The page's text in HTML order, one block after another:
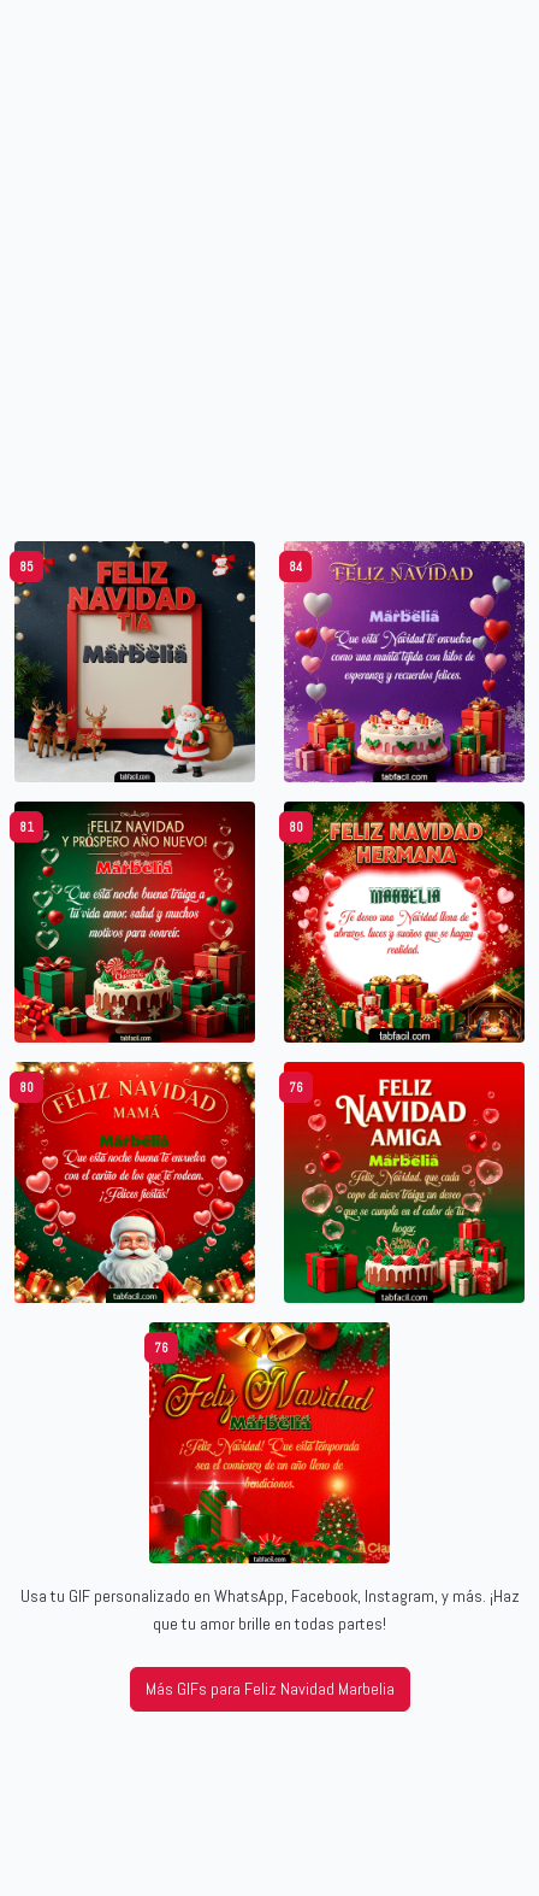
85 84
81 80
80 76
76
Usa tu GIF personalizado en WhatsApp, Facebook, Instagram, y más. ¡Haz
que tu amor brille en todas partes!
Más GIFs para Feliz Navidad Marbelia